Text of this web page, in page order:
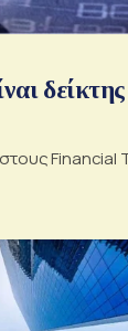
Financial